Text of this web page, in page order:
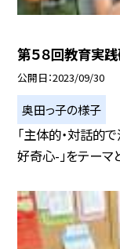
第５８回教育実践
公開日 2023/09/30
奥田っ子の様子
「主体的・対話的
好奇心-」をテーマ